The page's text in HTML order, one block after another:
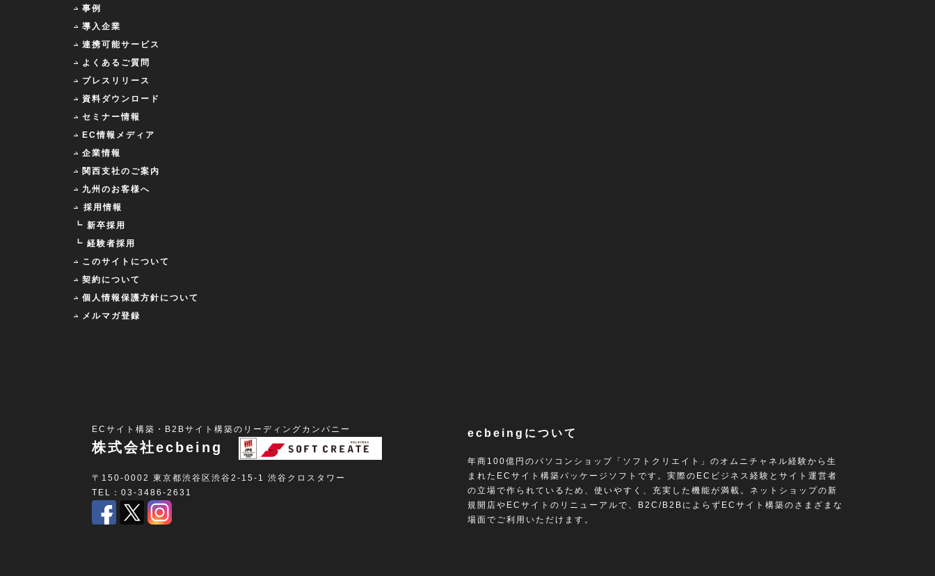
事例
導入企業
連携可能サービス
よくあるご質問
プレスリリース
資料ダウンロード
セミナー情報
EC情報メディア
企業情報
関西支社のご案内
九州のお客様へ
採用情報
┗ 新卒採用
┗ 経験者採用
このサイトについて
契約について
個人情報保護方針について
メルマガ登録
ECサイト構築・B2Bサイト構築のリーディングカンパニー
株式会社ecbeing
〒150-0002 東京都渋谷区渋谷2-15-1 渋谷クロスタワー
TEL：03-3486-2631
ecbeingについて
年商100億円のパソコンショップ「ソフトクリエイト」のオムニチャネル経験から生
まれたECサイト構築パッケージソフトです。実際のECビジネス経験とサイト運営者
の立場で作られているため、使いやすく、充実した機能が満載。ネットショップの新
規開店やECサイトのリニューアルで、B2C/B2BによらずECサイト構築のさまざまな
場面でご利用いただけます。